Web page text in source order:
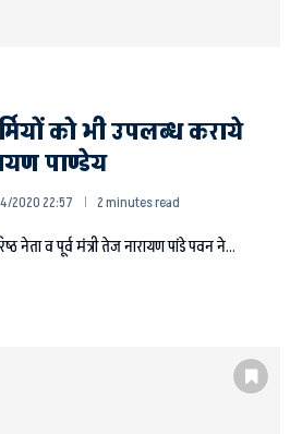
को भी उपलब्ध कराये
पाण्डेय
2020 22:57 2 minutes read
नेता व पूर्व मंत्री तेज नारायण पांडे पवन ने…